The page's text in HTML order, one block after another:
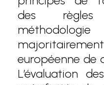
des
européenne de
L’évaluation